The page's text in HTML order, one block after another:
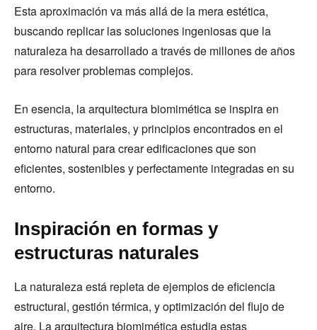
Esta aproximación va más allá de la mera estética,
buscando replicar las soluciones ingeniosas que la
naturaleza ha desarrollado a través de millones de años
para resolver problemas complejos.
En esencia, la arquitectura biomimética se inspira en
estructuras, materiales, y principios encontrados en el
entorno natural para crear edificaciones que son
eficientes, sostenibles y perfectamente integradas en su
entorno.
Inspiración en formas y
estructuras naturales
La naturaleza está repleta de ejemplos de eficiencia
estructural, gestión térmica, y optimización del flujo de
aire. La arquitectura biomimética estudia estas